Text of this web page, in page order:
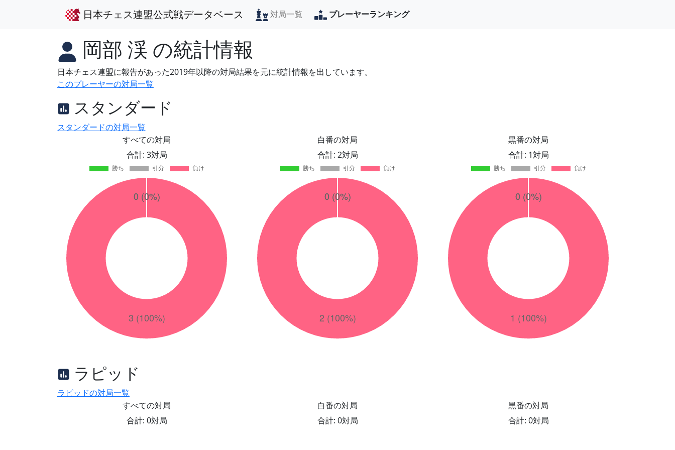
日本チェス連盟公式戦データベース 対局一覧 プレーヤーランキング
岡部 渓 の統計情報
日本チェス連盟に報告があった2019年以降の対局結果を元に統計情報を出しています。
このプレーヤーの対局一覧
スタンダード
スタンダードの対局一覧
すべての対局
合計: 3対局
白番の対局
合計: 2対局
黒番の対局
合計: 1対局
ラピッド
ラピッドの対局一覧
すべての対局
合計: 0対局
白番の対局
合計: 0対局
黒番の対局
合計: 0対局